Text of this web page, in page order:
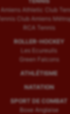
Amiens Athletic Club
Tennis Club Amiens
RCA Tennis
ROLLER-HOCKEY
Les Ecureuils
Green Falcons
ATHLÉTISME
NATATION
SPORT DE COMBAT
Boxe Anglaise